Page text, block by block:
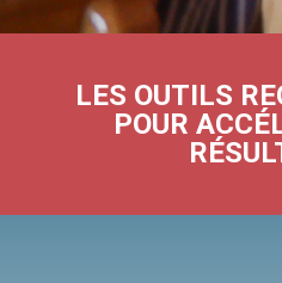
LES OUTILS
POUR